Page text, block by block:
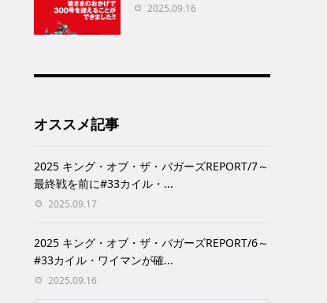
2025.09.16
オススメ記事
2025 キング・オブ・ザ・バガーズREPORT/7～
最終戦を前に#33カイル・...
2025.09.17
2025 キング・オブ・ザ・バガーズREPORT/6～
#33カイル・ワイマンが確...
2025.09.16